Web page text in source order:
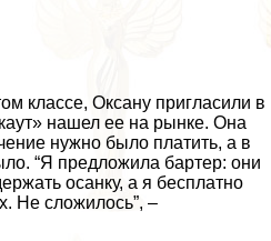
классе, Оксану пригласили в
нашел ее на рынке. Она
нужно было платить, а в
“Я предложила бартер: они
осанку, а я бесплатно
Не сложилось”, –